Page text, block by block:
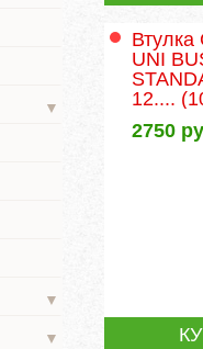
▼
▼
▼
Втулка
UNI
12....
2750